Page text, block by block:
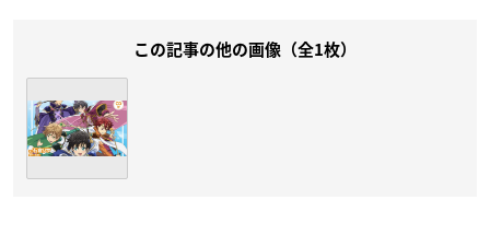
この記事の他の画像（全1枚）